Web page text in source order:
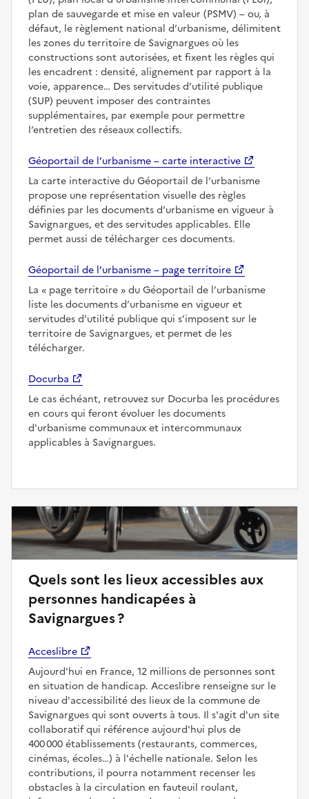
plan de sauvegarde et mise en valeur (PSMV) – ou, à
défaut, le règlement national d’urbanisme, délimitent
les zones du territoire de Savignargues où les
constructions sont autorisées, et fixent les règles qui
les encadrent : densité, alignement par rapport à la
voie, apparence… Des servitudes d’utilité publique
(SUP) peuvent imposer des contraintes
supplémentaires, par exemple pour permettre
l’entretien des réseaux collectifs.
Géoportail de l’urbanisme – carte interactive
La carte interactive du Géoportail de l’urbanisme
propose une représentation visuelle des règles
définies par les documents d’urbanisme en vigueur à
Savignargues, et des servitudes applicables. Elle
permet aussi de télécharger ces documents.
Géoportail de l’urbanisme – page territoire
La
page territoire
du Géoportail de l’urbanisme
liste les documents d’urbanisme en vigueur et
servitudes d’utilité publique qui s’imposent sur le
territoire de Savignargues, et permet de les
télécharger.
Docurba
Le cas échéant, retrouvez sur Docurba les procédures
en cours qui feront évoluer les documents
d'urbanisme communaux et intercommunaux
applicables à Savignargues.
Quels sont les lieux accessibles aux
personnes handicapées à
Savignargues ?
Acceslibre
Aujourd'hui en France, 12 millions de personnes sont
en situation de handicap. Acceslibre renseigne sur le
niveau d'accessibilité des lieux de la commune de
Savignargues qui sont ouverts à tous. Il s'agit d'un site
collaboratif qui référence aujourd'hui plus de
400 000 établissements (restaurants, commerces,
cinémas, écoles…) à l'échelle nationale. Selon les
contributions, il pourra notamment recenser les
obstacles à la circulation en fauteuil roulant,